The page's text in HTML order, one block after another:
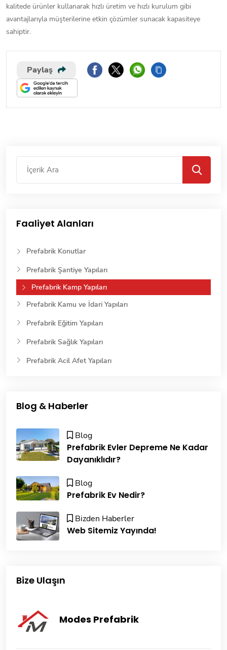
kalitede ürünler kullanarak hızlı üretim ve hızlı kurulum gibi
avantajlarıyla müşterilerine etkin çözümler sunacak kapasiteye
sahiptir.
Paylaş
Faaliyet Alanları
Prefabrik Konutlar
Prefabrik Şantiye Yapıları
Prefabrik Kamp Yapıları
Prefabrik Kamu ve İdari Yapıları
Prefabrik Eğitim Yapıları
Prefabrik Sağlık Yapıları
Prefabrik Acil Afet Yapıları
Blog & Haberler
Blog
Prefabrik Evler Depreme Ne Kadar
Dayanıklıdır?
Blog
Prefabrik Ev Nedir?
Bizden Haberler
Web Sitemiz Yayında!
Bize Ulaşın
Modes Prefabrik